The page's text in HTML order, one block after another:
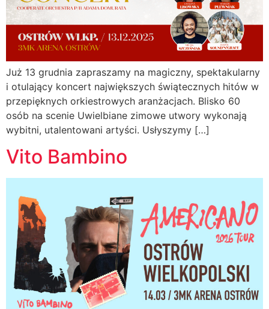
Już 13 grudnia zapraszamy na magiczny, spektakularny
i otulający koncert największych świątecznych hitów w
przepięknych orkiestrowych aranżacjach. Blisko 60
osób na scenie Uwielbiane zimowe utwory wykonają
wybitni, utalentowani artyści. Usłyszymy […]
Vito Bambino